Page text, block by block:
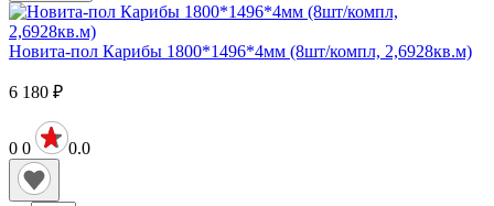
Новита-пол Карибы 1800*1496*4мм (8шт/компл, 2,6928кв.м)
6 180 ₽
0 0 0.0